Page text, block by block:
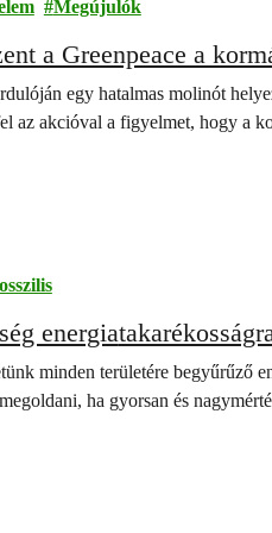
Megújulók
a Greenpeace a
egy hatalmas molinót
az akcióval a figyelmet, hogy a
energia
minden területére begyűrűző
ha gyorsan és